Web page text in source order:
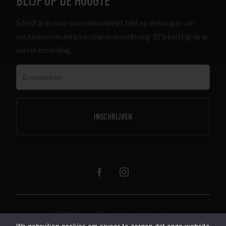
Schrijf je in voor onze nieuwsbrief, blijf op de hoogte van
exclusieve nieuwtjes en bieren en ontvang 10% korting op je
eerste bestelling.
@2020 Beerze. Alle rechten voorbehouden.